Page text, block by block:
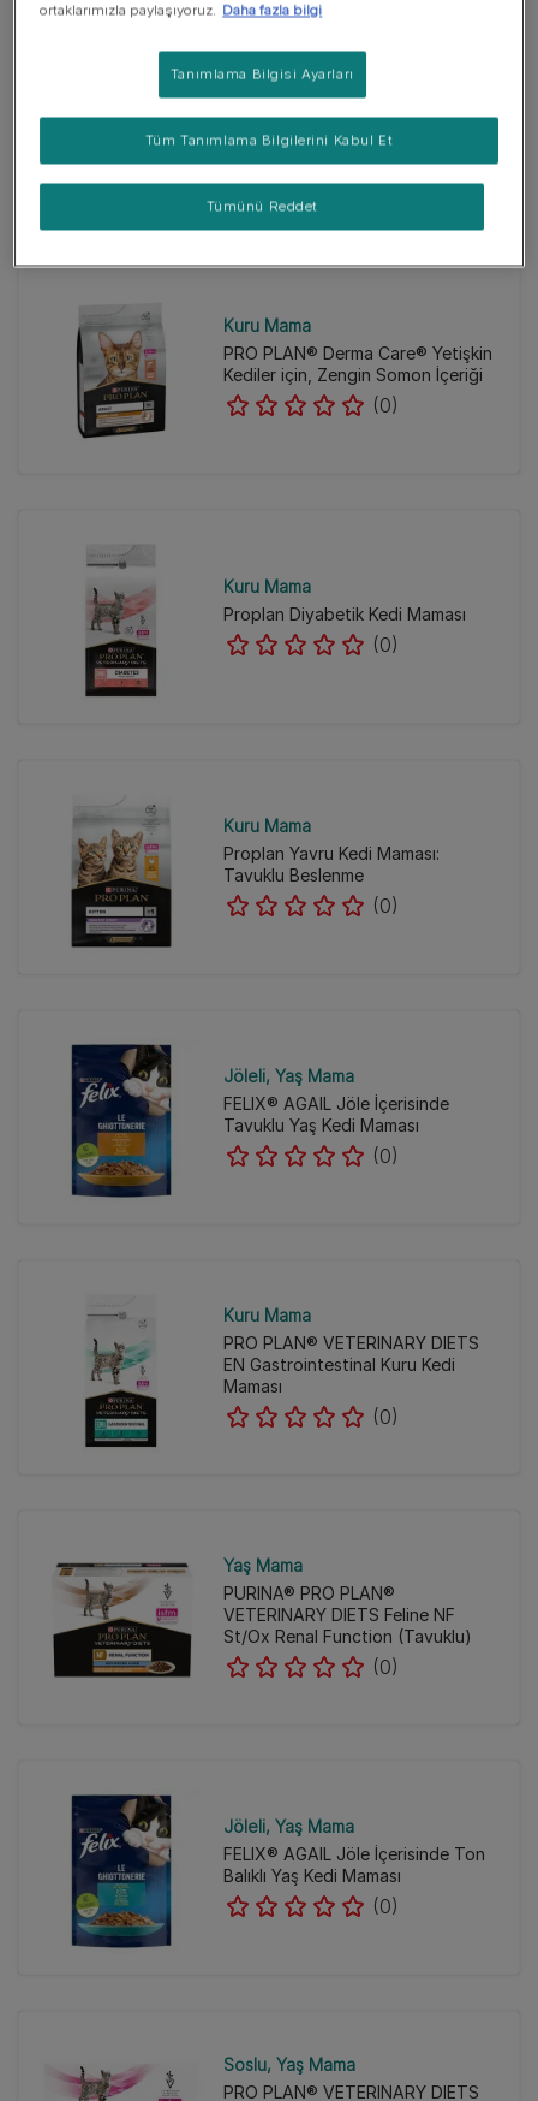
Soslu Soslu Yaş Mama
Diyabet Kedi Maması: Yaş Mama
Seçenekleriyle Tanışın
Kuru Mama
PRO PLAN® Derma Care® Yetişkin
Kediler için, Zengin Somon İçeriği
(0)
Kuru Mama
Proplan Diyabetik Kedi Maması
(0)
Kuru Mama
Proplan Yavru Kedi Maması:
Tavuklu Beslenme
(0)
Jöleli Yaş Mama
FELIX® AGAIL Jöle İçerisinde
Tavuklu Yaş Kedi Maması
(0)
Kuru Mama
PRO PLAN® VETERINARY DIETS
EN Gastrointestinal Kuru Kedi
Maması
(0)
Yaş Mama
PURINA® PRO PLAN®
VETERINARY DIETS Feline NF
St/Ox Renal Function (Tavuklu)
(0)
Jöleli Yaş Mama
FELIX® AGAIL Jöle İçerisinde Ton
Balıklı Yaş Kedi Maması
(0)
Soslu Yaş Mama
PRO PLAN® VETERINARY DIETS
ortaklarımızla paylaşıyoruz. Daha fazla bilgi
Tanımlama Bilgisi Ayarları
Tümünü Reddet
Tüm Tanımlama Bilgilerini Kabul Et